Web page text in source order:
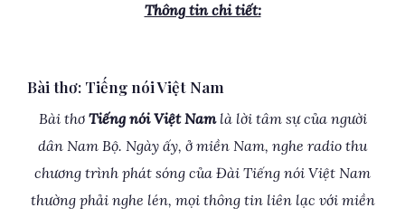
Thông tin chi tiết:
Bài thơ: Tiếng nói Việt Nam
Bài thơ Tiếng nói Việt Namlà lời tâm sự của người
dân Nam Bộ. Ngày ấy, ở miền Nam, nghe radio thu
chương trình phát sóng của Đài Tiếng nói Việt Nam
thường phải nghe lén, mọi thông tin liên lạc với miền